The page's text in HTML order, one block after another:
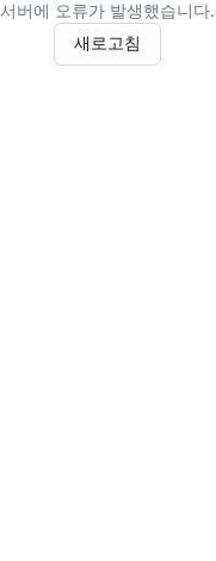
서버에 오류가 발생했습니다.
새로고침